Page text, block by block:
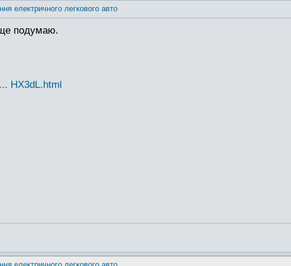
електричного легкового авто
подумаю.
HX3dL.html